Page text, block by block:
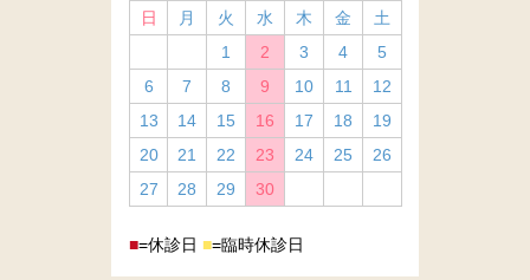
日
月 火 水 木 金
土
1
2 3 4
5
6
7 8 9 10 11
12
13
14 15 16 17 18
19
20
21 22 23 24 25
26
27
28 29 30
■=休診日 ■=臨時休診日